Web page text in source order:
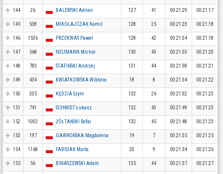
144 26 BALEWSKI Adrian 127 41 00:21:29 00:21:17
145 538 MIKOŁAJCZAK Kamil 128 25 00:21:23 00:21:18
146 1536 PRZEKWAS Paweł 128 42 00:21:34 00:21:18
147 568 NEUMANN Michał 130 43 00:21:33 00:21:20
148 783 STAFIŃSKI Andrzej 131 44 00:21:38 00:21:21
149 434 KWIATKOWSKA Wiktoria 18 8 00:21:34 00:21:22
150 335 KĘDZIA Szym 132 26 00:21:32 00:21:23
151 741 SCHMIDT Łukasz 132 43 00:21:49 00:21:23
152 1002 ŻÓŁTAŃSKI Rafał 132 45 00:21:48 00:21:23
153 197 GAWROŃSKA Magdalena 19 7 00:21:35 00:21:25
154 1168 FABISIAK Marta 20 9 00:21:34 00:21:26
155 56 BINASZEWSKI Adam 135 44 00:21:37 00:21:27